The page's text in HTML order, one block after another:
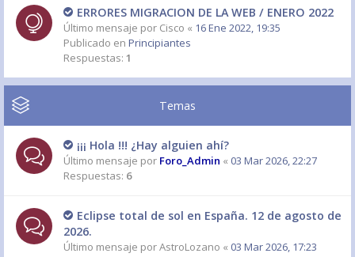
ERRORES MIGRACION DE LA WEB / ENERO 2022
Último mensaje por Cisco « 16 Ene 2022, 19:35
Publicado en Principiantes
Respuestas: 1
Temas
¡¡¡ Hola !!! ¿Hay alguien ahí?
Último mensaje por Foro_Admin « 03 Mar 2026, 22:27
Respuestas: 6
Eclipse total de sol en España. 12 de agosto de
2026.
Último mensaje porAstroLozano « 03 Mar 2026, 17:23